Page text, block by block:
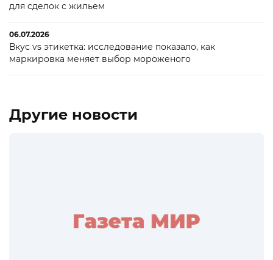
для сделок с жильем
06.07.2026
Вкус vs этикетка: исследование показало, как
маркировка меняет выбор мороженого
Другие новости